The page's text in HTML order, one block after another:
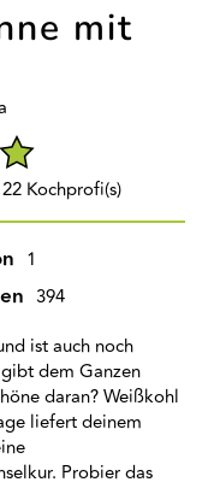
mit
Kochprofi(s)
1
394
ist auch noch
dem Ganzen
daran? Weißkohl
liefert deinem
Probier das